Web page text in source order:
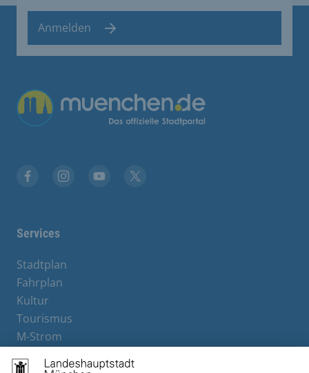
Anmelden
Übergreifende Links
Services
Stadtplan
Fahrplan
Kultur
Tourismus
M-Strom